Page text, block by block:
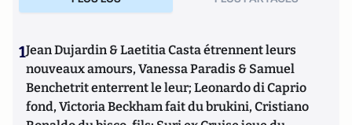
1Jean Dujardin & Laetitia Casta étrennent leurs
nouveaux amours, Vanessa Paradis & Samuel
Benchetrit enterrent le leur; Leonardo di Caprio
fond, Victoria Beckham fait du brukini, Cristiano